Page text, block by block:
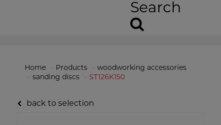
Search
Home Products
woodworking accessories
sanding discs
ST126K150
back to selection